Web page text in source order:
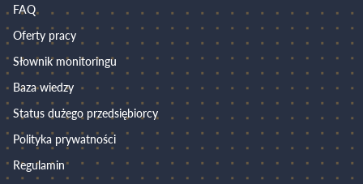
FAQ
Oferty pracy
Słownik monitoringu
Baza wiedzy
Status dużego przedsiębiorcy
Polityka prywatności
Regulamin